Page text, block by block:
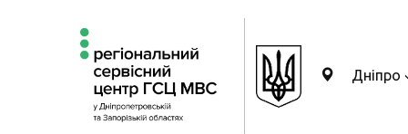
Дніпро